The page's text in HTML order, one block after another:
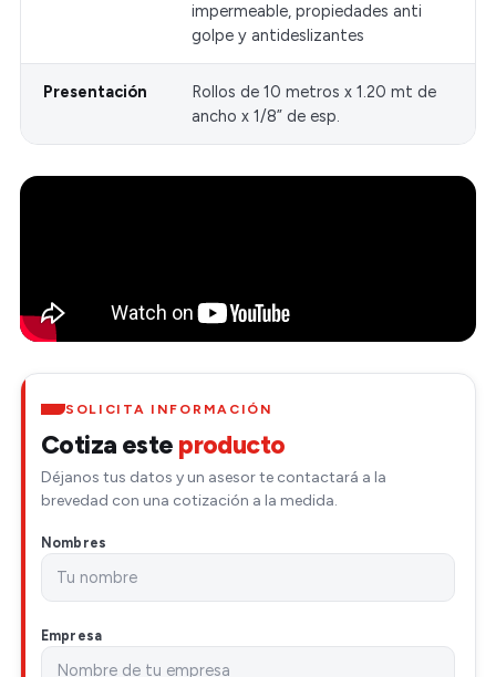
impermeable, propiedades anti
golpe y antideslizantes
Presentación
Rollos de 10 metros x 1.20 mt de
ancho x 1/8” de esp.
SOLICITA INFORMACIÓN
Cotiza este producto
Déjanos tus datos y un asesor te contactará a la
brevedad con una cotización a la medida.
Nombres
Empresa